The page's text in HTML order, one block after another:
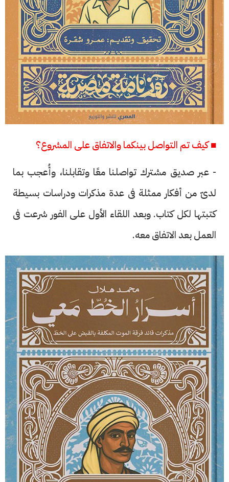
■ كيف تم التواصل بينكما والاتفاق على المشروع؟
- عبر صديق مشترك تواصلنا معًا وتقابلنا، وأُعجب بما
لدىّ من أفكار ممثلة فى عدة مذكرات ودراسات بسيطة
كتبتها لكل كتاب. وبعد اللقاء الأول على الفور شرعت فى
العمل بعد الاتفاق معه.